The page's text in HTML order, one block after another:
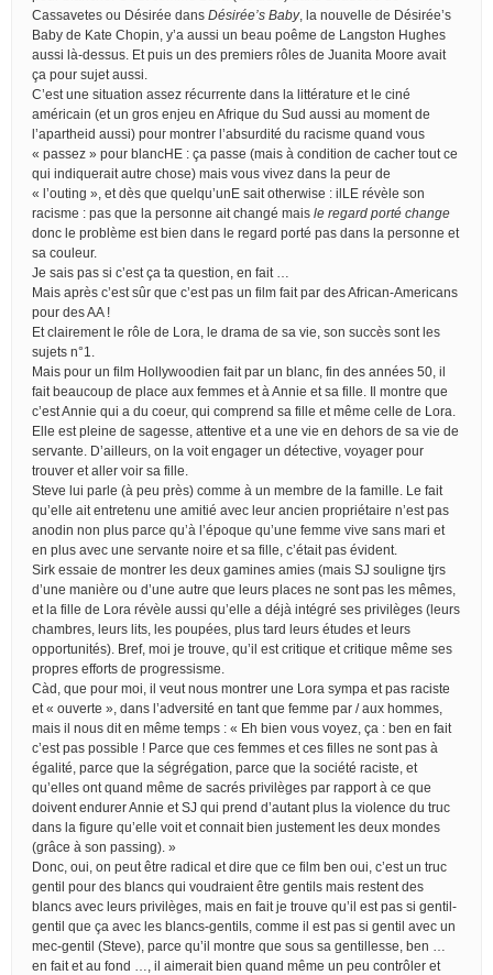
Cassavetes ou Désirée dans Désirée’s Baby, la nouvelle de Désirée’s
Baby de Kate Chopin, y’a aussi un beau poême de Langston Hughes
aussi là-dessus. Et puis un des premiers rôles de Juanita Moore avait
ça pour sujet aussi.
C’est une situation assez récurrente dans la littérature et le ciné
américain (et un gros enjeu en Afrique du Sud aussi au moment de
l’apartheid aussi) pour montrer l’absurdité du racisme quand vous
« passez » pour blancHE : ça passe (mais à condition de cacher tout ce
qui indiquerait autre chose) mais vous vivez dans la peur de
« l’outing », et dès que quelqu’unE sait otherwise : ilLE révèle son
racisme : pas que la personne ait changé mais le regard porté change
donc le problème est bien dans le regard porté pas dans la personne et
sa couleur.
Je sais pas si c’est ça ta question, en fait …
Mais après c’est sûr que c’est pas un film fait par des African-Americans
pour des AA !
Et clairement le rôle de Lora, le drama de sa vie, son succès sont les
sujets n°1.
Mais pour un film Hollywoodien fait par un blanc, fin des années 50, il
fait beaucoup de place aux femmes et à Annie et sa fille. Il montre que
c’est Annie qui a du coeur, qui comprend sa fille et même celle de Lora.
Elle est pleine de sagesse, attentive et a une vie en dehors de sa vie de
servante. D’ailleurs, on la voit engager un détective, voyager pour
trouver et aller voir sa fille.
Steve lui parle (à peu près) comme à un membre de la famille. Le fait
qu’elle ait entretenu une amitié avec leur ancien propriétaire n’est pas
anodin non plus parce qu’à l’époque qu’une femme vive sans mari et
en plus avec une servante noire et sa fille, c’était pas évident.
Sirk essaie de montrer les deux gamines amies (mais SJ souligne tjrs
d’une manière ou d’une autre que leurs places ne sont pas les mêmes,
et la fille de Lora révèle aussi qu’elle a déjà intégré ses privilèges (leurs
chambres, leurs lits, les poupées, plus tard leurs études et leurs
opportunités). Bref, moi je trouve, qu’il est critique et critique même ses
propres efforts de progressisme.
Càd, que pour moi, il veut nous montrer une Lora sympa et pas raciste
et « ouverte », dans l’adversité en tant que femme par / aux hommes,
mais il nous dit en même temps : « Eh bien vous voyez, ça : ben en fait
c’est pas possible ! Parce que ces femmes et ces filles ne sont pas à
égalité, parce que la ségrégation, parce que la société raciste, et
qu’elles ont quand même de sacrés privilèges par rapport à ce que
doivent endurer Annie et SJ qui prend d’autant plus la violence du truc
dans la figure qu’elle voit et connait bien justement les deux mondes
(grâce à son passing). »
Donc, oui, on peut être radical et dire que ce film ben oui, c’est un truc
gentil pour des blancs qui voudraient être gentils mais restent des
blancs avec leurs privilèges, mais en fait je trouve qu’il est pas si gentil-
gentil que ça avec les blancs-gentils, comme il est pas si gentil avec un
mec-gentil (Steve), parce qu’il montre que sous sa gentillesse, ben …
en fait et au fond …, il aimerait bien quand même un peu contrôler et